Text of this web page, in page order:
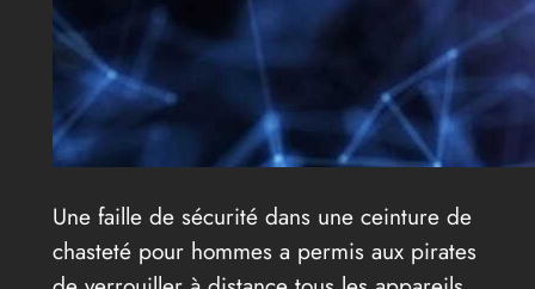
Une faille de sécurité dans une ceinture de
chasteté pour hommes a permis aux pirates